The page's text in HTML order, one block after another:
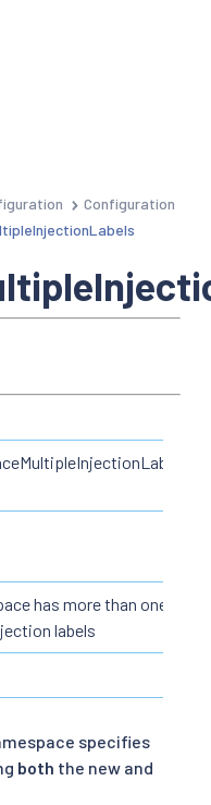
Configuration
has more than one
labels
specifies
both the new and